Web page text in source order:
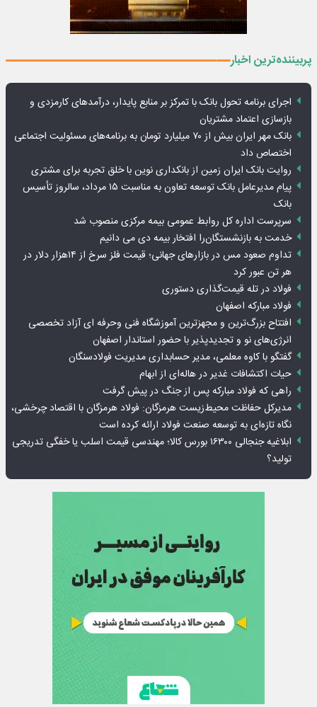
پربیننده‌ترین اخبار
اجرای برنامه تحول بانک با تمرکز بر منابع پایدار، درآمدهای کارمزدی و
بازسازی اعتماد مشتریان
بانک مهر ایران بیش از ۷۰ میلیارد تومان به برنامه‌های مسئولیت اجتماعی
اختصاص داد
روایت بانک ایران زمین از بانکداری نوین با خلق تجربه برای مشتری
پیام مدیرعامل بانک توسعه تعاون به مناسبت ۱۵ مرداد، سالروز تأسیس
بانک
سرپرست اداره کل روابط عمومی بیمه مرکزی منصوب شد
خدمت به بازنشستگان‌را افتخار بیمه دی می دانیم
تداوم صعود مس در بازارهای جهانی؛ قیمت فلز سرخ از ۱۴هزار دلار در
هر تن عبور کرد
فولاد در تله قیمت‌گذاری دستوری
فولاد مبارکه اصفهان
افتتاح بزرگ‌ترین و مجهزترین آموزشگاه فنی وحرفه ای آزاد تخصصی
انرژی‌های نو و تجدیدپذیر با حضور استاندار اصفهان
گفتگو با کاوه معلمی، مدیر حسابداری مدیریت فولادسنگان
حیات اکتشافات غدیر در هاله‌ای از ابهام
راهی که فولاد مبارکه پس از جنگ در پیش گرفت
مدیرکل حفاظت محیط‌زیست هرمزگان: فولاد هرمزگان با اقتصاد چرخشی،
نگاه تازه‌ای به توسعه صنعت فولاد ارائه کرده است
ابلاغیه جنجالی ۱۶۳۰۰ بورس کالا؛ مهندسی قیمت اسلب یا خفگی تدریجی
تولید؟